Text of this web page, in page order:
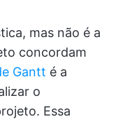
mas não é a
concordam
Gantt é a
o
Essa